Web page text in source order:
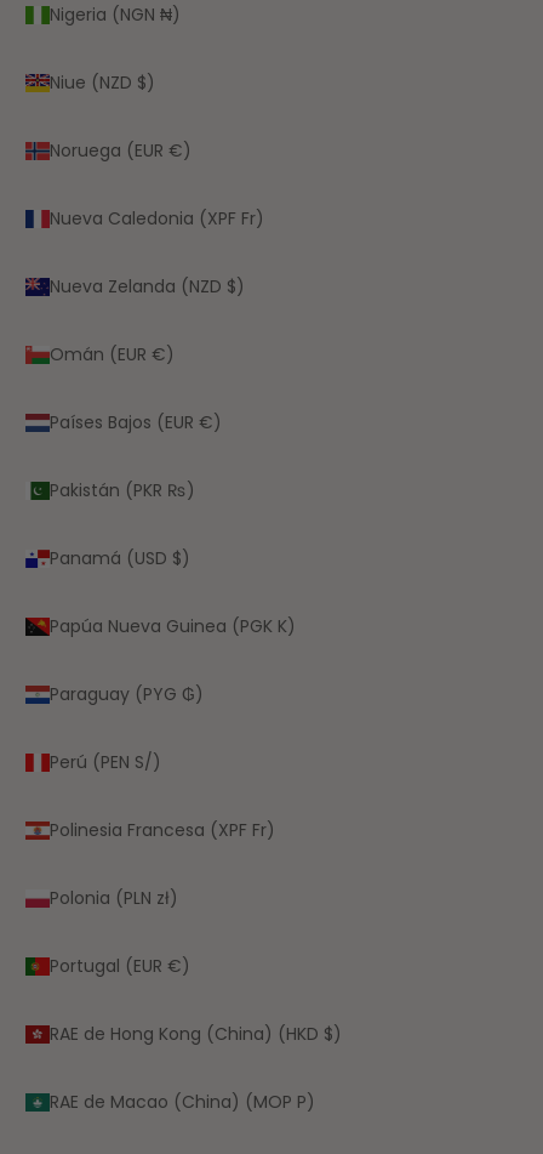
Nigeria (NGN ₦)
Niue (NZD $)
Noruega (EUR €)
Nueva Caledonia (XPF Fr)
Nueva Zelanda (NZD $)
Omán (EUR €)
Países Bajos (EUR €)
Pakistán (PKR ₨)
Panamá (USD $)
Papúa Nueva Guinea (PGK K)
Paraguay (PYG ₲)
Perú (PEN S/)
Polinesia Francesa (XPF Fr)
Polonia (PLN zł)
Portugal (EUR €)
RAE de Hong Kong (China) (HKD $)
RAE de Macao (China) (MOP P)